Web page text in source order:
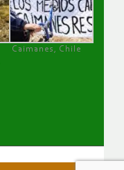
Caimanes, Chile